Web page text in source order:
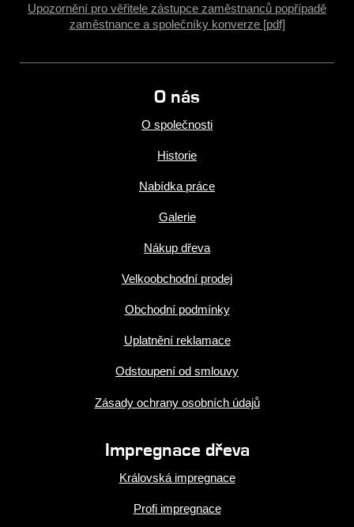
Upozornění pro věřitele zástupce zaměstnanců popřípadě
zaměstnance a společníky konverze [pdf]
O nás
O společnosti
Historie
Nabídka práce
Galerie
Nákup dřeva
Velkoobchodní prodej
Obchodní podmínky
Uplatnění reklamace
Odstoupení od smlouvy
Zásady ochrany osobních údajů
Impregnace dřeva
Královská impregnace
Profi impregnace